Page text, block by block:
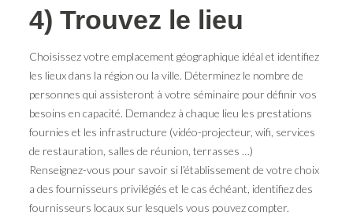
4) Trouvez le lieu
Choisissez votre emplacement géographique idéal et identifiez
les lieux dans la région ou la ville. Déterminez le nombre de
personnes qui assisteront à votre séminaire pour définir vos
besoins en capacité. Demandez à chaque lieu les prestations
fournies et les infrastructure (vidéo-projecteur, wifi, services
de restauration, salles de réunion, terrasses …)
Renseignez-vous pour savoir si l’établissement de votre choix
a des fournisseurs privilégiés et le cas échéant, identifiez des
fournisseurs locaux sur lesquels vous pouvez compter.